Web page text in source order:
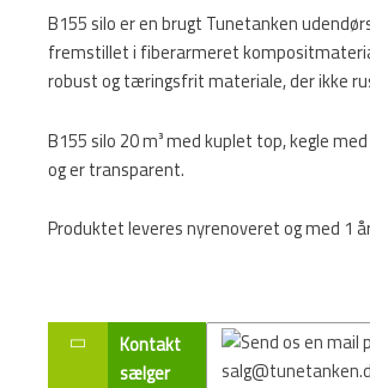
B155 silo er en brugt Tunetanken
fremstillet i fiberarmeret
robust og tæringsfrit materiale, der ikke
B155 silo 20 m³ med kuplet top, kegle
og er transparent.
Produktet leveres nyrenoveret og med 1
Kontakt
sælger